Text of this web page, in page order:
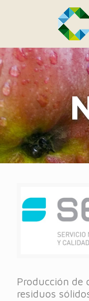
Producción de
residuos